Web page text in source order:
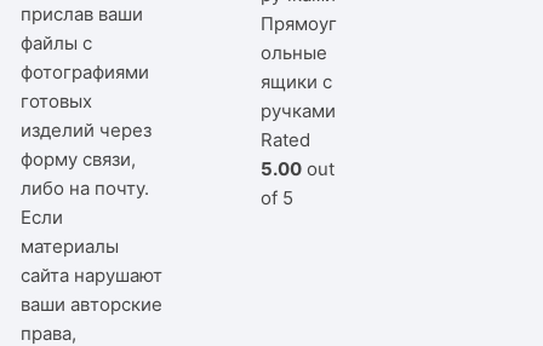
прислав ваши
файлы с
фотографиями
готовых
изделий через
форму связи,
либо на почту.
Если
материалы
сайта нарушают
ваши авторские
права,
Прямоуг
ольные
ящики с
ручками
Rated
5.00 out
of 5